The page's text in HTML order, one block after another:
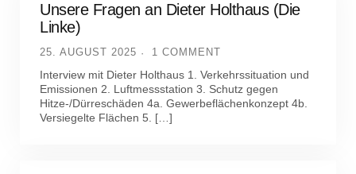
Unsere Fragen an Dieter Holthaus (Die
Linke)
25. AUGUST 2025 1 COMMENT
Interview mit Dieter Holthaus 1. Verkehrssituation und
Emissionen 2. Luftmessstation 3. Schutz gegen
Hitze-/Dürreschäden 4a. Gewerbeflächenkonzept 4b.
Versiegelte Flächen 5. […]